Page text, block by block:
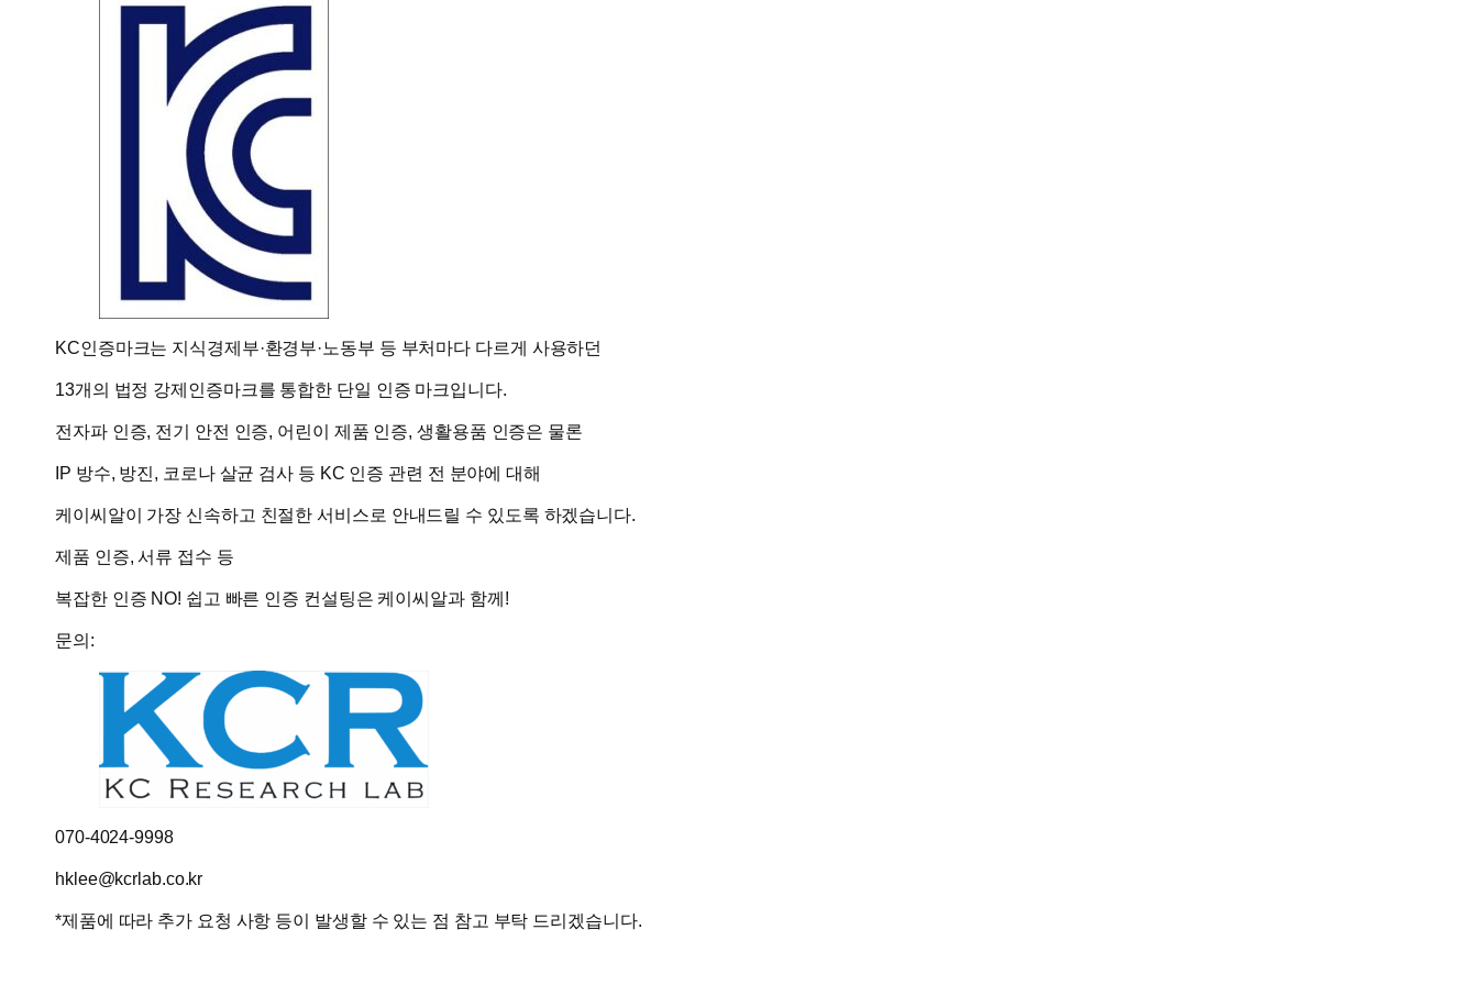
KC인증마크는 지식경제부·환경부·노동부 등 부처마다 다르게 사용하던
13개의 법정 강제인증마크를 통합한 단일 인증 마크입니다.
전자파 인증, 전기 안전 인증, 어린이 제품 인증, 생활용품 인증은 물론
IP 방수, 방진, 코로나 살균 검사 등 KC 인증 관련 전 분야에 대해
케이씨알이 가장 신속하고 친절한 서비스로 안내드릴 수 있도록 하겠습니다.
제품 인증, 서류 접수 등
복잡한 인증 NO! 쉽고 빠른 인증 컨설팅은 케이씨알과 함께!
문의:
070-4024-9998
hklee@kcrlab.co.kr
*제품에 따라 추가 요청 사항 등이 발생할 수 있는 점 참고 부탁 드리겠습니다.